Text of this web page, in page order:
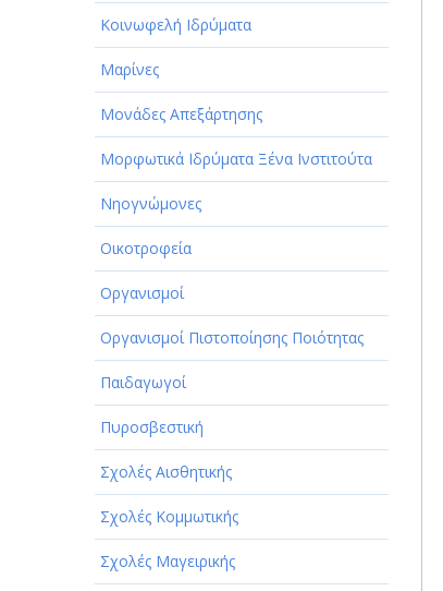
Κοινωφελή Ιδρύματα
Μαρίνες
Μονάδες Απεξάρτησης
Μορφωτικά Ιδρύματα Ξένα Ινστιτούτα
Νηογνώμονες
Οικοτροφεία
Οργανισμοί
Οργανισμοί Πιστοποίησης Ποιότητας
Παιδαγωγοί
Πυροσβεστική
Σχολές Αισθητικής
Σχολές Κομμωτικής
Σχολές Μαγειρικής